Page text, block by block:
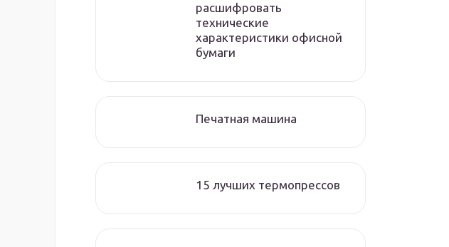
расшифровать
технические
характеристики офисной
бумаги
Печатная машина
15 лучших термопрессов